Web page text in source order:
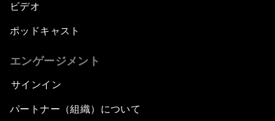
ビデオ
ポッドキャスト
エンゲージメント
サインイン
パートナー（組織）について